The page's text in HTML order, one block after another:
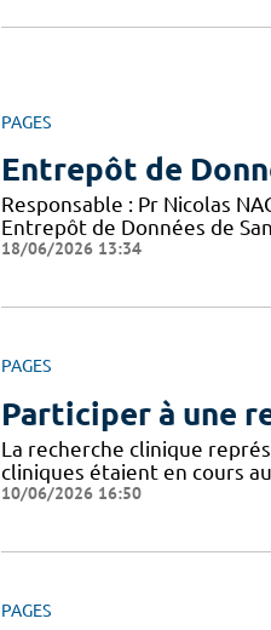
PAGES
Entrepôt de
Responsable : Pr Nicolas
Entrepôt de Données de
18/06/2026 13:34
PAGES
Participer à une
La recherche clinique
cliniques étaient en cours
10/06/2026 16:50
PAGES